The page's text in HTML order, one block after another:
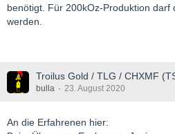
benötigt. Für 200kOz-Produktion darf
werden.
Troilus Gold / TLG / CHXMF
bulla 23. August 2020
An die Erfahrenen hier: